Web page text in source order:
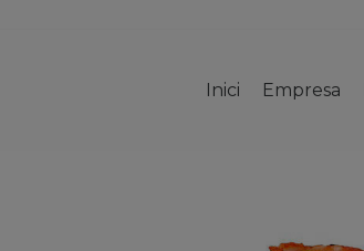
Inici Empresa